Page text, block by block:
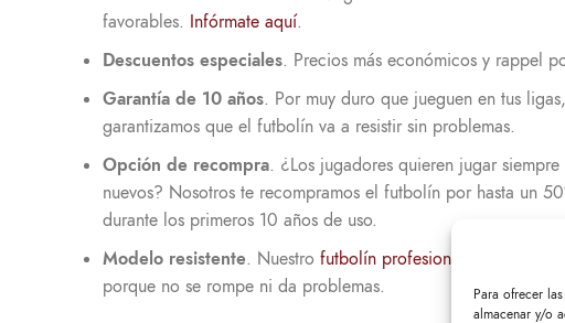
Para ofrecer
almacenar y/o
favorables. Infórmate aquí.
Descuentos especiales. Precios más económicos y rappel
Garantía de 10 años. Por muy duro que jueguen en tus
garantizamos que el futbolín va a resistir sin problemas.
Opción de recompra. ¿Los jugadores quieren jugar
nuevos? Nosotros te recompramos el futbolín por hasta un
durante los primeros 10 años de uso.
Modelo resistente. Nuestro futbolín profesional
es el más
porque no se rompe ni da problemas.